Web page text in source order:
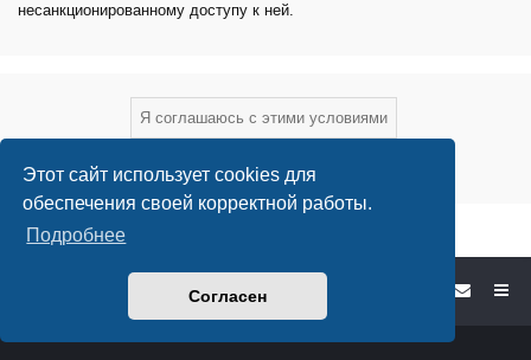
Этот сайт использует cookies для
обеспечения своей корректной работы.
Подробнее
Согласен
несанкционированному доступу к ней.
Форум садоводов - список форумов